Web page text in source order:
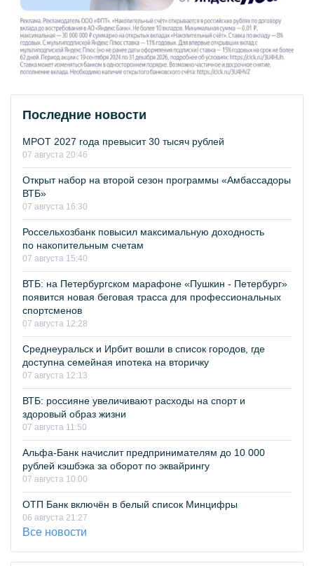
Последние новости
МРОТ 2027 года превысит 30 тысяч рублей
07 августа 20:46
Открыт набор на второй сезон программы «Амбассадоры
ВТБ»
07 августа 16:30
Россельхозбанк повысил максимальную доходность
по накопительным счетам
07 августа 15:40
ВТБ: на Петербургском марафоне «Пушкин - Петербург»
появится новая беговая трасса для профессиональных
спортсменов
07 августа 12:28
Среднеуральск и Ирбит вошли в список городов, где
доступна семейная ипотека на вторичку
07 августа 12:13
ВТБ: россияне увеличивают расходы на спорт и
здоровый образ жизни
07 августа 11:50
Альфа-Банк начислит предпринимателям до 10 000
рублей кэшбэка за оборот по эквайрингу
07 августа 10:00
ОТП Банк включён в белый список Минцифры
06 августа 21:27
Все новости